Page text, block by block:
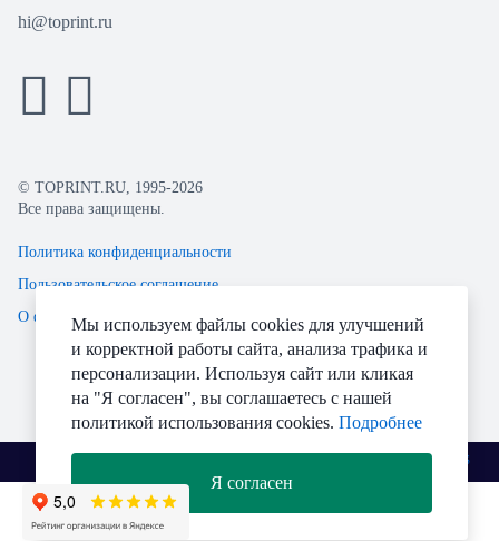
hi@toprint.ru
© TOPRINT.RU, 1995-2026
Все права защищены.
Политика конфиденциальности
Пользовательское соглашение
О файлах CookieМы используем файлы cookies для улучшений
и корректной работы сайта, анализа трафика и
персонализации. Используя сайт или кликая
на "Я согласен", вы соглашаетесь с нашей
политикой использования cookies. Подробнее
Я согласен